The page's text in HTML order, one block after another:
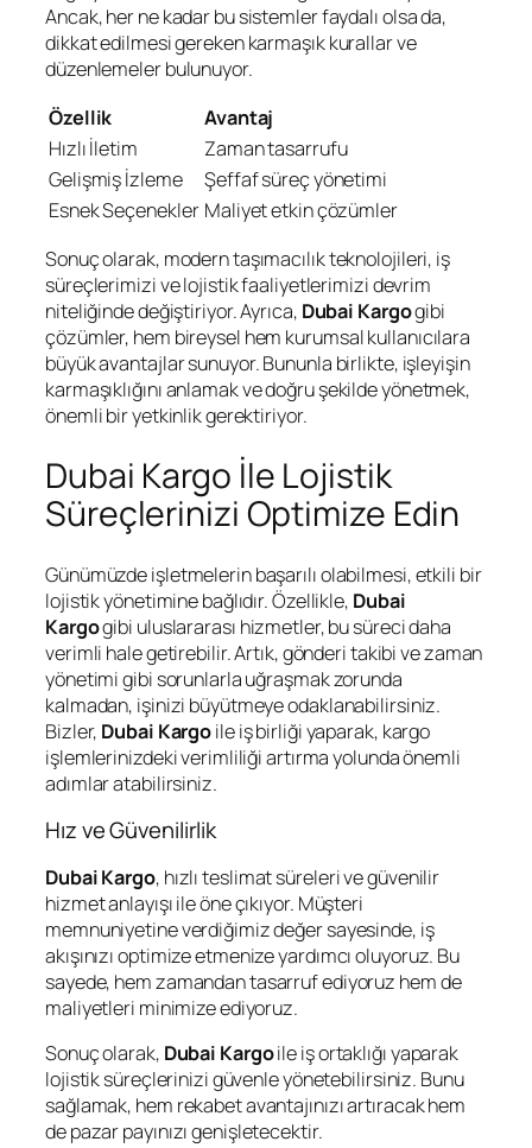
Ancak, her ne kadar bu sistemler faydalı olsa da,
dikkat edilmesi gereken karmaşık kurallar ve
düzenlemeler bulunuyor.
Özellik
Avantaj
Hızlı İletim
Zaman tasarrufu
Gelişmiş İzleme
Şeffaf süreç yönetimi
Esnek Seçenekler Maliyet etkin çözümler
Sonuç olarak, modern taşımacılık teknolojileri, iş
süreçlerimizi ve lojistik faaliyetlerimizi devrim
niteliğinde değiştiriyor. Ayrıca, Dubai Kargogibi
çözümler, hem bireysel hem kurumsal kullanıcılara
büyük avantajlar sunuyor. Bununla birlikte, işleyişin
karmaşıklığını anlamak ve doğru şekilde yönetmek,
önemli bir yetkinlik gerektiriyor.
Dubai Kargo İle Lojistik
Süreçlerinizi Optimize Edin
Günümüzde işletmelerin başarılı olabilmesi, etkili bir
lojistik yönetimine bağlıdır. Özellikle, Dubai
Kargogibi uluslararası hizmetler, bu süreci daha
verimli hale getirebilir. Artık, gönderi takibi ve zaman
yönetimi gibi sorunlarla uğraşmak zorunda
kalmadan, işinizi büyütmeye odaklanabilirsiniz.
Bizler, Dubai Kargoile iş birliği yaparak, kargo
işlemlerinizdeki verimliliği artırma yolunda önemli
adımlar atabilirsiniz.
Hız ve Güvenilirlik
Dubai Kargo, hızlı teslimat süreleri ve güvenilir
hizmet anlayışı ile öne çıkıyor. Müşteri
memnuniyetine verdiğimiz değer sayesinde, iş
akışınızı optimize etmenize yardımcı oluyoruz. Bu
sayede, hem zamandan tasarruf ediyoruz hem de
maliyetleri minimize ediyoruz.
Sonuç olarak, Dubai Kargoile iş ortaklığı yaparak
lojistik süreçlerinizi güvenle yönetebilirsiniz. Bunu
sağlamak, hem rekabet avantajınızı artıracak hem
de pazar payınızı genişletecektir.